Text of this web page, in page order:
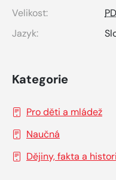
Velikost:
Jazyk:
Kategorie
Pro děti a mládež
Naučná
Dějiny, fakta a